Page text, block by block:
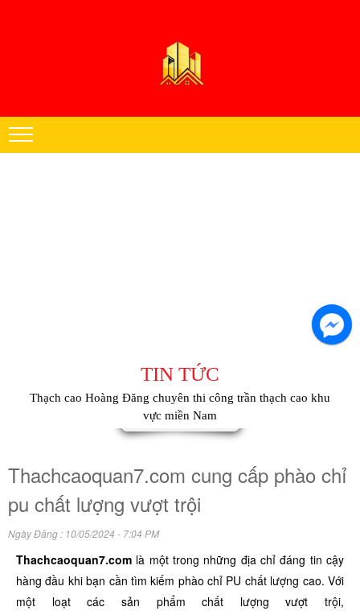
Nam
TIN TỨC
Thạch cao Hoàng Đăng chuyên thi công trần thạch cao khu
vực miền Nam
Thachcaoquan7.com cung cấp phào chỉ
pu chất lượng vượt trội
Ngày Đăng : 10/05/2024 - 7:04 PM
Thachcaoquan7.com là một trong những địa chỉ đáng tin cậy
hàng đầu khi bạn cần tìm kiếm phào chỉ PU chất lượng cao. Với
một loạt các sản phẩm chất lượng vượt trội,